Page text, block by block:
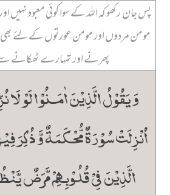
پس جان رکھو کہ اللہ کے سوا کوئی معبود نہیں
مومن مردوں اور مومن عورتوں کے لئے بھی۔
پھرنے اور تمہارے
وَ یَقُوۡلُ الَّذِیۡنَ اٰمَنُوۡا لَوۡ
اُنۡزِلَتۡ سُوۡرَۃٌ مُّحۡکَمَۃٌ وَّ ذُکِرَ
الَّذِیۡنَ فِیۡ قُلُوۡبِہِمۡ مَّرَضٌ